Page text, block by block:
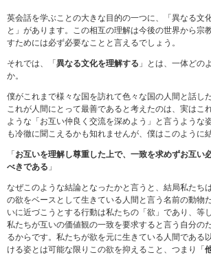
英会話を学ぶことの大きな目的の一つに、「異なる文
と」があります。この相互の理解は今後の世界から宗
すためには必ず必要なことと言えるでしょう。
それでは、「異なる文化を理解する 」とは、一体どの
か。
僕がこれまで様々な国を訪れて色々な国の人間と話し
これが人間にとって最善であると考えたのは、実はこ
ような「お互い仲良く交流を深めよう」と言うような
も冷徹に聞こえるかも知れませんが、僕はこのように
「お互いを理解し尊重した上で、一致を求めずお互い
べきである 」
なぜこのような結論となったかと言うと、結局私たち
の欲をベースとして生きている人間と言う名前の動物
いに近づこうとする行動は私たちの「欲」であり、等
私たちが互いの価値観の一致を要求すると言う自分の
るからです。私たちが欲を元に生きている人間である
ける姿とは可能な限りこの欲を抑えること、つまり「